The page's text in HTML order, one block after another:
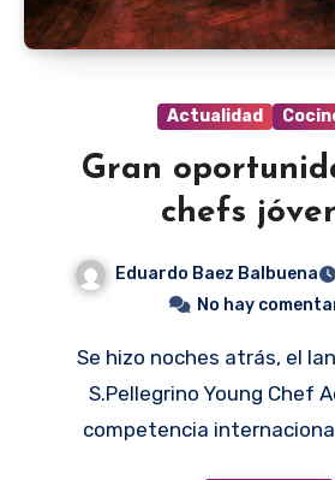
Actualidad
Gran
chefs
Eduardo Baez Balbuena
No hay
Se hizo noches atrás, el lanzamiento del
S.Pellegrino Young Chef
competencia